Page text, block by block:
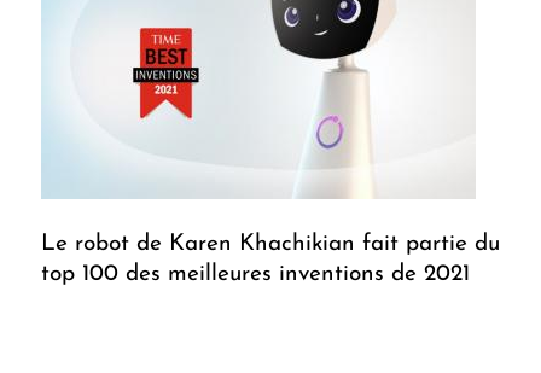
Le robot de Karen Khachikian fait partie du
top 100 des meilleures inventions de 2021